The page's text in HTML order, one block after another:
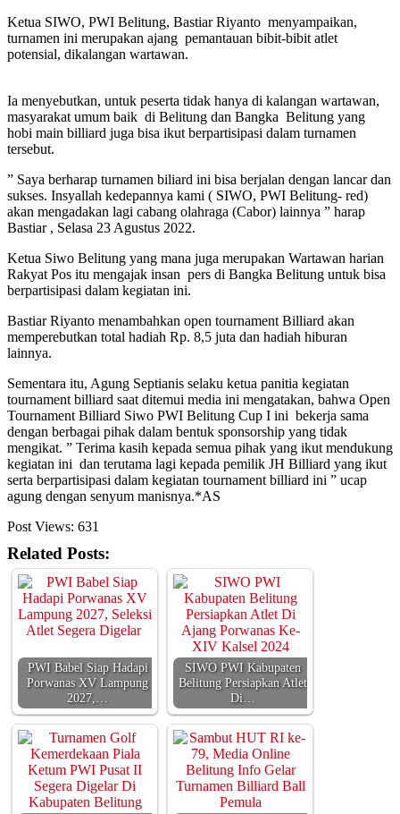
Ketua SIWO, PWI Belitung, Bastiar Riyanto menyampaikan,
turnamen ini merupakan ajang pemantauan bibit-bibit atlet
potensial, dikalangan wartawan.
Ia menyebutkan, untuk peserta tidak hanya di kalangan wartawan,
masyarakat umum baik di Belitung dan Bangka Belitung yang
hobi main billiard juga bisa ikut berpartisipasi dalam turnamen
tersebut.
” Saya berharap turnamen biliard ini bisa berjalan dengan lancar dan
sukses. Insyallah kedepannya kami ( SIWO, PWI Belitung- red)
akan mengadakan lagi cabang olahraga (Cabor) lainnya ” harap
Bastiar , Selasa 23 Agustus 2022.
Ketua Siwo Belitung yang mana juga merupakan Wartawan harian
Rakyat Pos itu mengajak insan pers di Bangka Belitung untuk bisa
berpartisipasi dalam kegiatan ini.
Bastiar Riyanto menambahkan open tournament Billiard akan
memperebutkan total hadiah Rp. 8,5 juta dan hadiah hiburan
lainnya.
Sementara itu, Agung Septianis selaku ketua panitia kegiatan
tournament billiard saat ditemui media ini mengatakan, bahwa Open
Tournament Billiard Siwo PWI Belitung Cup I ini bekerja sama
dengan berbagai pihak dalam bentuk sponsorship yang tidak
mengikat. ” Terima kasih kepada semua pihak yang ikut mendukung
kegiatan ini dan terutama lagi kepada pemilik JH Billiard yang ikut
serta berpartisipasi dalam kegiatan tournament billiard ini ” ucap
agung dengan senyum manisnya.*AS
Post Views: 631
Related Posts:
PWI Babel Siap Hadapi
Porwanas XV Lampung
2027,…
SIWO PWI Kabupaten
Belitung Persiapkan Atlet
Di…